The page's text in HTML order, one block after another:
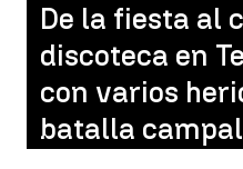
De la fiesta al
discoteca en
con varios
batalla